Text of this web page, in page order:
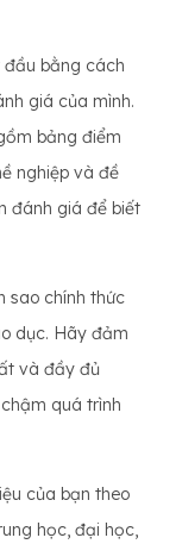
đầu bằng cách
giá của mình.
bảng điểm
nghiệp và đề
đánh giá để biết
sao chính thức
dục. Hãy đảm
và đầy đủ
quá trình
của bạn theo
học, đại học,